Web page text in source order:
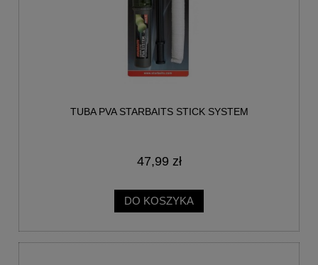
TUBA PVA STARBAITS STICK SYSTEM
47,99 zł
DO KOSZYKA